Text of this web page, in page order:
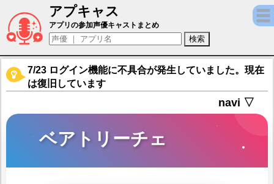
アプキャス
ベアトリーチェ（声優：青山吉能)【ソウル
アプリの参加声優キャストまとめ
7/23 ログイン機能に不具合が発生していました。現在
は復旧しています
navi ▽
ベアトリーチェ